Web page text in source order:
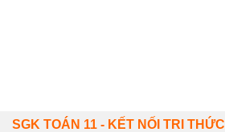
SGK TOÁN 11 - KẾT NỐI TRI THỨC